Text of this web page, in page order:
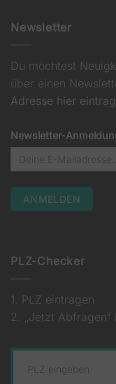
Newsletter
Du möchtest
über einen
Adresse hier
Newsletter-
PLZ-Checker
1. PLZ eintragen
2. „Jetzt Abfragen“